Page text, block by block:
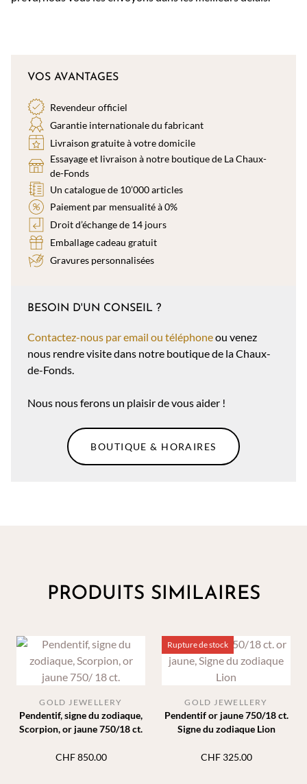
VOS AVANTAGES
Revendeur officiel
Garantie internationale du fabricant
Livraison gratuite à votre domicile
Essayage et livraison à notre boutique de La Chaux-
de-Fonds
Un catalogue de 10’000 articles
Paiement par mensualité à 0%
Droit d’échange de 14 jours
Emballage cadeau gratuit
Gravures personnalisées
BESOIN D'UN CONSEIL ?
Contactez-nous par email ou téléphoneou venez
nous rendre visite dans notre boutique de la Chaux-
de-Fonds.
Nous nous ferons un plaisir de vous aider !
BOUTIQUE & HORAIRES
PRODUITS SIMILAIRES
Pendentif, signe du zodiaque,
Scorpion, or jaune 750/18 ct.
GOLD JEWELLERY
CHF850.00
Rupture de stock
Pendentif or jaune 750/18 ct.
Signe du zodiaque Lion
GOLD JEWELLERY
CHF325.00